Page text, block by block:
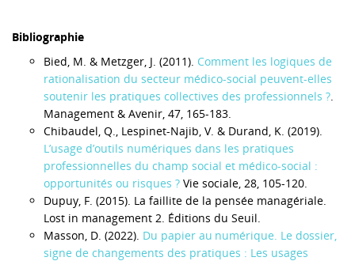
Bibliographie
Bied, M. & Metzger, J. (2011). Comment les logiques de
rationalisation du secteur médico-social peuvent-elles
soutenir les pratiques collectives des professionnels ?.
Management & Avenir, 47, 165-183.
Chibaudel, Q., Lespinet-Najib, V. & Durand, K. (2019).
L’usage d’outils numériques dans les pratiques
professionnelles du champ social et médico-social :
opportunités ou risques ? Vie sociale, 28, 105-120.
Dupuy, F. (2015). La faillite de la pensée managériale.
Lost in management 2. Éditions du Seuil.
Masson, D. (2022). Du papier au numérique. Le dossier,
signe de changements des pratiques : Les usages